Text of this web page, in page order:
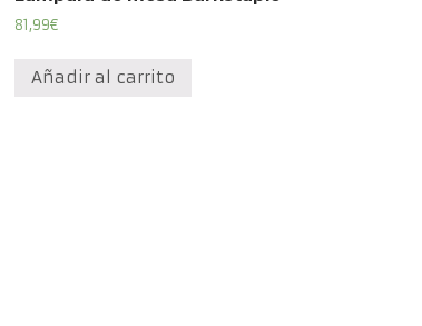
81,99€
Añadir al carrito